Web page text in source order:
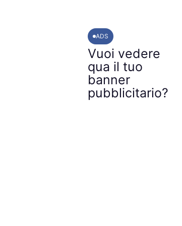
ADS
Vuoi vedere
qua il tuo
banner
pubblicitario?